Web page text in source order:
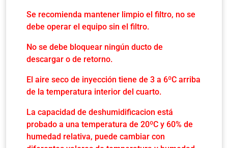
Se recomienda mantener limpio el filtro, no se
debe operar el equipo sin el filtro.
No se debe bloquear ningún ducto de
descargar o de retorno.
El aire seco de inyección tiene de 3 a 6ºC arriba
de la temperatura interior del cuarto.
La capacidad de deshumidificacion está
probado a una temperatura de 20ºC y 60% de
humedad relativa, puede cambiar con